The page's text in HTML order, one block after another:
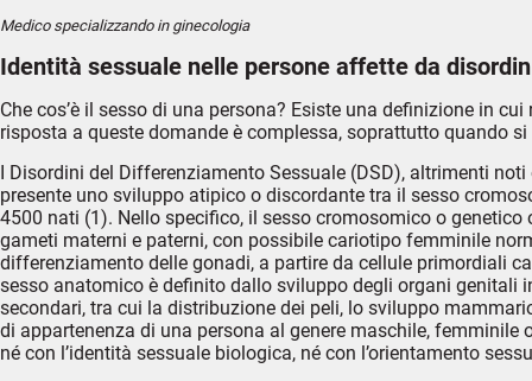
Medico specializzando in ginecologia
Identità sessuale nelle persone affette da
Che cos’è il sesso di una persona? Esiste una definizione in
risposta a queste domande è complessa, soprattutto quando
I Disordini del Differenziamento Sessuale (DSD), altrimenti
presente uno sviluppo atipico o discordante tra il sesso
4500 nati (1). Nello specifico, il sesso cromosomico o
gameti materni e paterni, con possibile cariotipo femminile
differenziamento delle gonadi, a partire da cellule primordiali
sesso anatomico è definito dallo sviluppo degli organi genitali
secondari, tra cui la distribuzione dei peli, lo sviluppo
di appartenenza di una persona al genere maschile,
né con l’identità sessuale biologica, né con l’orientamento